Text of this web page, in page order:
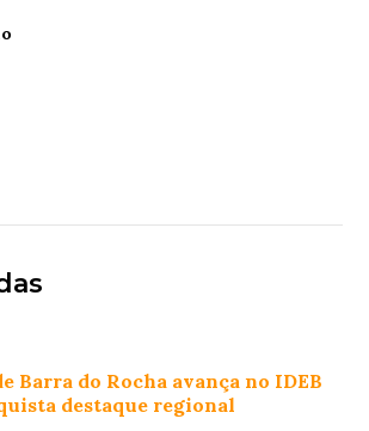
Barra do Rocha avança no IDEB
destaque regional